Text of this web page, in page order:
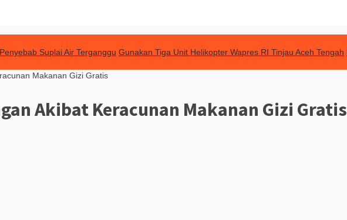
Suplai Air Terganggu Gunakan Tiga Unit Helikopter Wapres RI Tinjau Aceh Tengah
Makanan Gizi Gratis
Akibat Keracunan Makanan Gizi Gratis